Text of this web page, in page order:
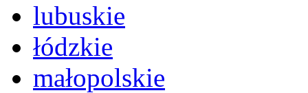
lubuskie
łódzkie
małopolskie